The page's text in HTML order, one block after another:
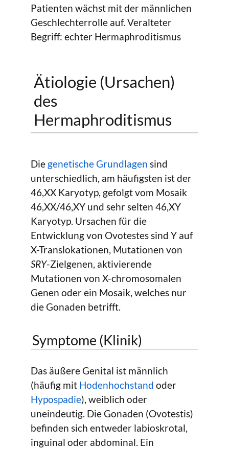
Patienten wächst mit der männlichen
Geschlechterrolle auf. Veralteter
Begriff: echter Hermaphroditismus
Ätiologie (Ursachen)
des
Hermaphroditismus
Die genetische Grundlagen sind
unterschiedlich, am häufigsten ist der
46,XX Karyotyp, gefolgt vom Mosaik
46,XX/46,XY und sehr selten 46,XY
Karyotyp. Ursachen für die
Entwicklung von Ovotestes sind Y auf
X-Translokationen, Mutationen von
SRY-Zielgenen, aktivierende
Mutationen von X-chromosomalen
Genen oder ein Mosaik, welches nur
die Gonaden betrifft.
Symptome (Klinik)
Das äußere Genital ist männlich
(häufig mit Hodenhochstand oder
Hypospadie), weiblich oder
uneindeutig. Die Gonaden (Ovotestis)
befinden sich entweder labioskrotal,
inguinal oder abdominal. Ein